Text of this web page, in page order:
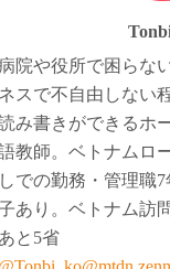
（完）
・ベトナム・台湾
オス・カンボジア
完）
イズオン（完）
タウへ（完）
ン省小旅行（完）
に行く（完）
上住宅を見に行く
ク旅（完）
院や役所で困らな
ネスで不自由しない
み書きができるホ
教師。ベトナムロ
しでの勤務・管理職
あり。ベトナム訪
あと5省